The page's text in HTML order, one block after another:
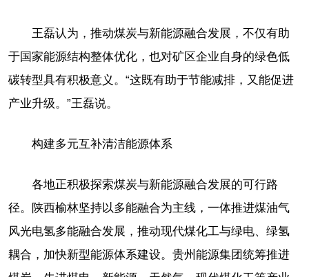
王磊认为，推动煤炭与新能源融合发展，不仅有助
于国家能源结构整体优化，也对矿区企业自身的绿色低
碳转型具有积极意义。“这既有助于节能减排，又能促进
产业升级。”王磊说。
构建多元互补清洁能源体系
各地正积极探索煤炭与新能源融合发展的可行路
径。陕西榆林坚持以多能融合为主线，一体推进煤油气
风光电氢多能融合发展，推动现代煤化工与绿电、绿氢
耦合，加快新型能源体系建设。贵州能源集团统筹推进